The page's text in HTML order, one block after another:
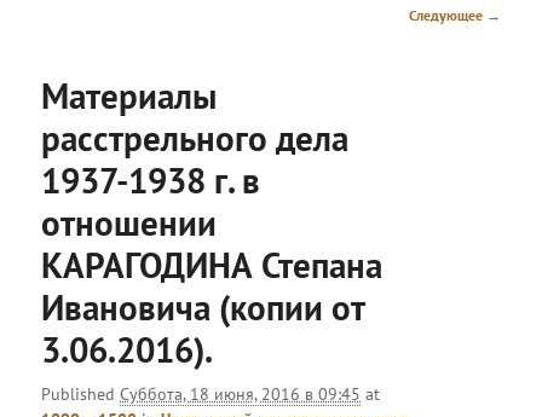
Навигация
Следующее →
Материалы
расстрельного дела
1937-1938 г. в
отношении
КАРАГОДИНА Степана
Ивановича (копии от
3.06.2016).
PublishedСуббота, 18 июня, 2016 в 09:45 at